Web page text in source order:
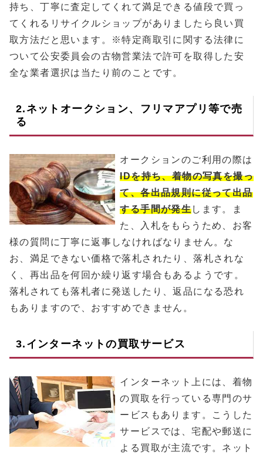
持ち、丁寧に査定してくれて満足できる値段で買っ
てくれるリサイクルショップがありましたら良い買
取方法だと思います。※特定商取引に関する法律に
ついて公安委員会の古物営業法で許可を取得した安
全な業者選択は当たり前のことです。
2.ネットオークション、フリマアプリ等で売
る
オークションのご利用の際は
IDを持ち、着物の写真を撮っ
て、各出品規則に従って出品
する手間が発生します。ま
た、入札をもらうため、お客
様の質問に丁寧に返事しなければなりません。な
お、満足できない価格で落札されたり、落札されな
く、再出品を何回か繰り返す場合もあるようです。
落札されても落札者に発送したり、返品になる恐れ
もありますので、おすすめできません。
3.インターネットの買取サービス
インターネット上には、着物
の買取を行っている専門のサ
ービスもあります。こうした
サービスでは、宅配や郵送に
よる買取が主流です。ネット